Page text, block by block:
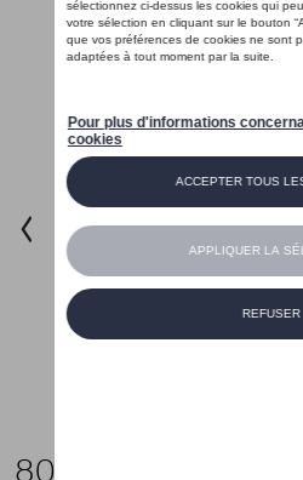
80,01 €